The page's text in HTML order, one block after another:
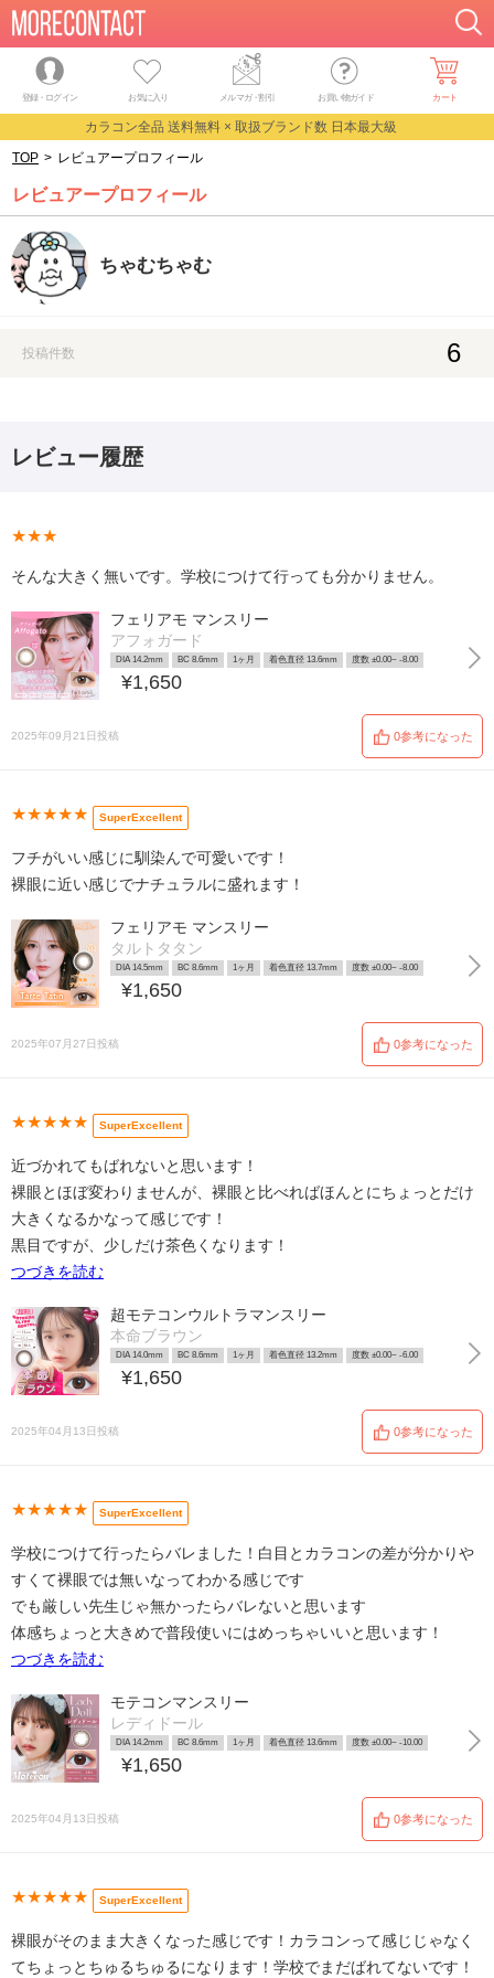
登録・ログイン お気に入り メルマガ・割引 お買い物ガイド カート
カラコン全品 送料無料 × 取扱ブランド数 日本最大級
TOP > レビュアープロフィール
レビュアープロフィール
ちゃむちゃむ
投稿件数 6
レビュー履歴
★★★
そんな大きく無いです。学校につけて行っても分かりません。
フェリアモ マンスリー
アフォガード
DIA 14.2mm BC 8.6mm 1ヶ月 着色直径 13.6mm 度数 ±0.00~ -8.00
¥1,650
2025年09月21日投稿 0参考になった
★★★★★ SuperExcellent
フチがいい感じに馴染んで可愛いです！
裸眼に近い感じでナチュラルに盛れます！
フェリアモ マンスリー
タルトタタン
DIA 14.5mm BC 8.6mm 1ヶ月 着色直径 13.7mm 度数 ±0.00~ -8.00
¥1,650
2025年07月27日投稿 0参考になった
★★★★★ SuperExcellent
近づかれてもばれないと思います！
裸眼とほぼ変わりませんが、裸眼と比べればほんとにちょっとだけ
大きくなるかなって感じです！
黒目ですが、少しだけ茶色くなります！
つづきを読む
超モテコンウルトラマンスリー
本命ブラウン
DIA 14.0mm BC 8.6mm 1ヶ月 着色直径 13.2mm 度数 ±0.00~ -6.00
¥1,650
2025年04月13日投稿 0参考になった
★★★★★ SuperExcellent
学校につけて行ったらバレました！白目とカラコンの差が分かりや
すくて裸眼では無いなってわかる感じです
でも厳しい先生じゃ無かったらバレないと思います
体感ちょっと大きめで普段使いにはめっちゃいいと思います！
つづきを読む
モテコンマンスリー
レディドール
DIA 14.2mm BC 8.6mm 1ヶ月 着色直径 13.6mm 度数 ±0.00~ -10.00
¥1,650
2025年04月13日投稿 0参考になった
★★★★★ SuperExcellent
裸眼がそのまま大きくなった感じです！カラコンって感じじゃなく
てちょっとちゅるちゅるになります！学校でまだばれてないです！